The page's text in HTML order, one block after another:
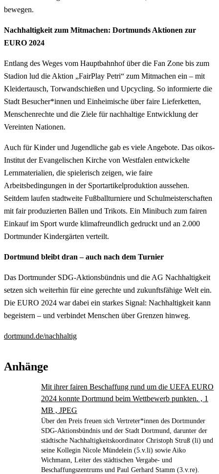
bewegen.
Nachhaltigkeit zum Mitmachen: Dortmunds Aktionen zur
EURO 2024
Entlang des Weges vom Hauptbahnhof über die Fan Zone bis zum
Stadion lud die Aktion „FairPlay Petri“ zum Mitmachen ein – mit
Kleidertausch, Torwandschießen und Upcycling. So informierte die
Stadt Besucher*innen und Einheimische über faire Lieferketten,
Menschenrechte und die Ziele für nachhaltige Entwicklung der
Vereinten Nationen.
Auch für Kinder und Jugendliche gab es viele Angebote. Das oikos-
Institut der Evangelischen Kirche von Westfalen entwickelte
Lernmaterialien, die spielerisch zeigen, wie faire
Arbeitsbedingungen in der Sportartikelproduktion aussehen.
Seitdem laufen stadtweite Fußballturniere und Schulmeisterschaften
mit fair produzierten Bällen und Trikots. Ein Minibuch zum fairen
Einkauf im Sport wurde klimafreundlich gedruckt und an 2.000
Dortmunder Kindergärten verteilt.
Dortmund bleibt dran – auch nach dem Turnier
Das Dortmunder SDG-Aktionsbündnis und die AG Nachhaltigkeit
setzen sich weiterhin für eine gerechte und zukunftsfähige Welt ein.
Die EURO 2024 war dabei ein starkes Signal: Nachhaltigkeit kann
begeistern – und verbindet Menschen über Grenzen hinweg.
dortmund.de/nachhaltig
Anhänge
Mit ihrer fairen Beschaffung rund um die UEFA EURO
2024 konnte Dortmund beim Wettbewerb punkten. , 1
MB , JPEG
Über den Preis freuen sich Vertreter*innen des Dortmunder
SDG-Aktionsbündnis und der Stadt Dortmund, darunter der
städtische Nachhaltigkeitskoordinator Christoph Struß (li) und
seine Kollegin Nicole Mündelein (5.v.li) sowie Aiko
Wichmann, Leiter des städtischen Vergabe- und
Beschaffungszentrums und Paul Gerhard Stamm (3.v.re).